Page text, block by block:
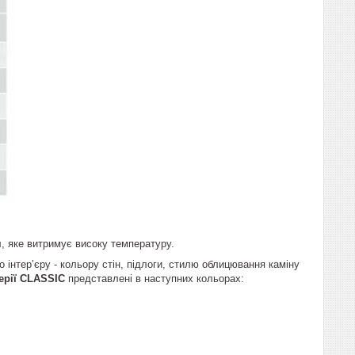
, яке витримує високу температуру.
- кольору стін, підлоги, стилю облицювання каміну
CLASSIC представлені в наступних кольорах: